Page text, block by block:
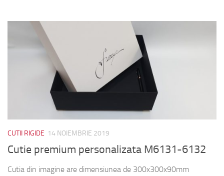
CUTII RIGIDE 14 NOIEMBRIE 2019
Cutie premium personalizata M6131-6132
Cutia din imagine are dimensiunea de 300x300x90mm